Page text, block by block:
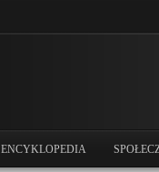
ENCYKLOPEDIA